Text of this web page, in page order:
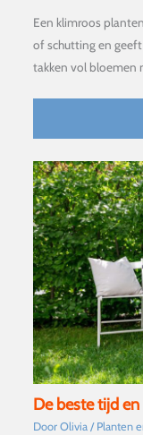
Een klimroos
of schutting en
takken vol bloemen
De beste tijd
Door Olivia / Planten